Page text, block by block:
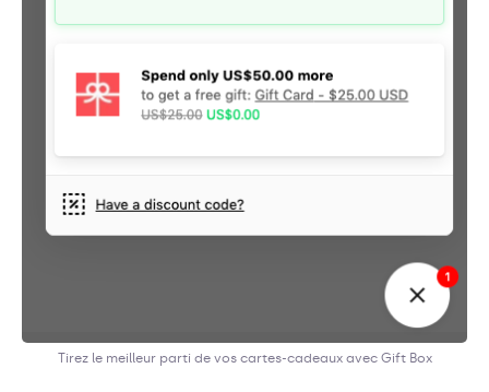
Tirez le meilleur parti de vos cartes-cadeaux avec Gift Box